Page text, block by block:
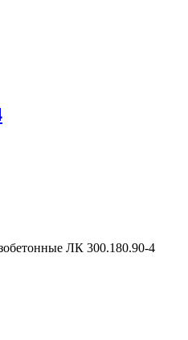
ЛК 300.180.90-4